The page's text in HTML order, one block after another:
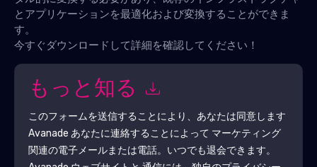
とアプリケーションを最適化および変換することができま
す。
今すぐダウンロードして詳細を確認してください！
もっと知る
このフォームを送信することにより、あなたは同意します
Avanade あなたに連絡することによって マーケティング
関連の電子メールまたは電話。いつでも退会できます。